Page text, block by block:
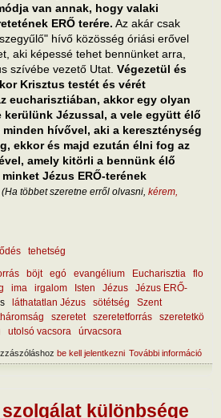
van annak, hogy valaki
ERŐ terére. Az akár csak
hívő közösség óriási erővel
aki képessé tehet bennünket arra,
szívébe vezető Utat. Végezetül és
Krisztus testét és vérét
eucharisztiában, akkor egy olyan
Jézussal, a vele együtt élő
hívővel, aki a kereszténység
ekkor és majd ezután élni fog az
amely kitörli a bennünk élő
Jézus ERŐ-terének
(Ha többet szeretne erről olvasni, kérem,
tehetség
böjt egó evangélium Eucharisztia
flo
ima irgalom Isten Jézus
Jézus ERŐ-
láthatatlan Jézus sötétség
Szent
szeretet szeretetforrás
szeretetkö
utolsó vacsora úrvacsora
További információ
be kell jelentkezni
különbsége